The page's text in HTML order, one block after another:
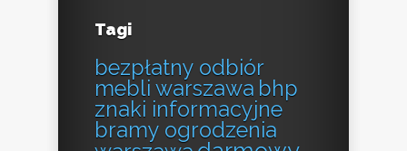
Tagi
bezpłatny odbiór
mebli warszawa bhp
znaki informacyjne
bramy ogrodzenia